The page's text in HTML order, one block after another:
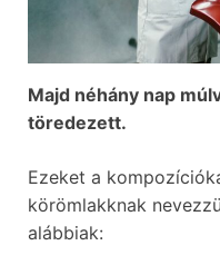
Majd néhány nap
töredezett.
Ezeket a
körömlakknak
alábbiak: